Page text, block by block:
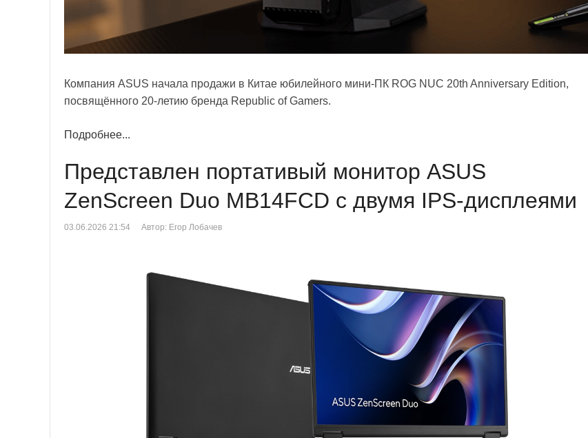
Компания ASUS начала продажи в Китае юбилейного мини-ПК ROG NUC 20th Anniversary Edition,
посвящённого 20-летию бренда Republic of Gamers.
Подробнее...
Представлен портативый монитор ASUS
ZenScreen Duo MB14FCD с двумя IPS-дисплеями
03.06.2026 21:54 Автор: Егор Лобачев